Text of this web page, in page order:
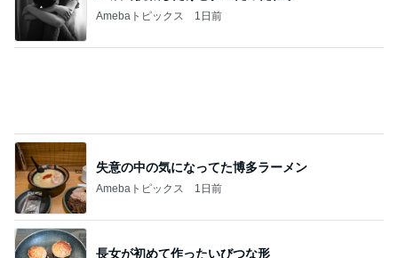
旦那が直すと言ったトイレの結末
Amebaトピックス